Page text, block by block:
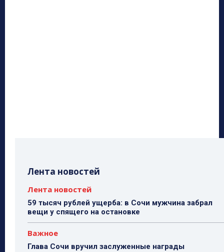
Лента новостей
Лента новостей
59 тысяч рублей ущерба: в Сочи мужчина забрал
вещи у спящего на остановке
Важное
Глава Сочи вручил заслуженные награды